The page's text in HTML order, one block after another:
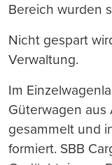
Bereich wurden
Nicht gespart
Verwaltung.
Im
Güterwagen aus
gesammelt und
formiert. SBB